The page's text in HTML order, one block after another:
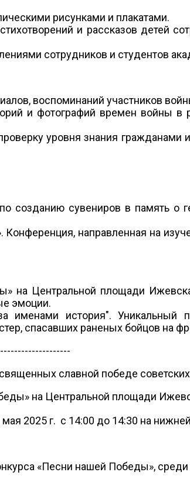
рисунками и плакатами.
и рассказов детей
сотрудников и студентов
воспоминаний участников
и фотографий времен войны в
уровня знания гражданами
созданию сувениров в память о
направленная на
на Центральной площади
эмоции.
история". Уникальный
спасавших раненых бойцов на
славной победе
на Центральной площади
2025 г. с 14:00 до 14:30 на
«Песни нашей Победы»,